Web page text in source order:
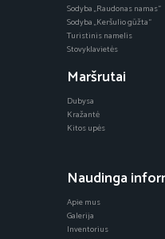
Sodyba „Raudonas namas“
Sodyba „Keršulio gūžta“
Turistinis namelis
Stovyklavietės
Maršrutai
Dubysa
Kražantė
Kitos upės
Naudinga
Apie mus
Galerija
Inventorius